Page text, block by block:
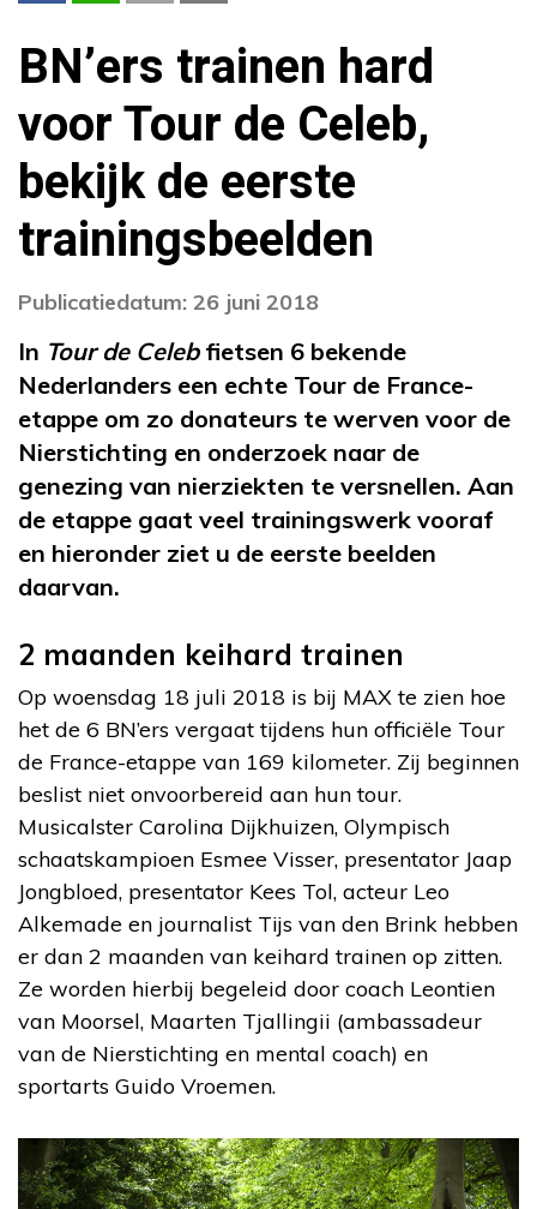
BN’ers trainen hard
voor Tour de Celeb,
bekijk de eerste
trainingsbeelden
Publicatiedatum: 26 juni 2018
In Tour de Celebfietsen 6 bekende
Nederlanders een echte Tour de France-
etappe om zo donateurs te werven voor de
Nierstichting en onderzoek naar de
genezing van nierziekten te versnellen. Aan
de etappe gaat veel trainingswerk vooraf
en hieronder ziet u de eerste beelden
daarvan.
2 maanden keihard trainen
Op woensdag 18 juli 2018 is bij MAX te zien hoe
het de 6 BN’ers vergaat tijdens hun officiële Tour
de France-etappe van 169 kilometer. Zij beginnen
beslist niet onvoorbereid aan hun tour.
Musicalster Carolina Dijkhuizen, Olympisch
schaatskampioen Esmee Visser, presentator Jaap
Jongbloed, presentator Kees Tol, acteur Leo
Alkemade en journalist Tijs van den Brink hebben
er dan 2 maanden van keihard trainen op zitten.
Ze worden hierbij begeleid door coach Leontien
van Moorsel, Maarten Tjallingii (ambassadeur
van de Nierstichting en mental coach) en
sportarts Guido Vroemen.